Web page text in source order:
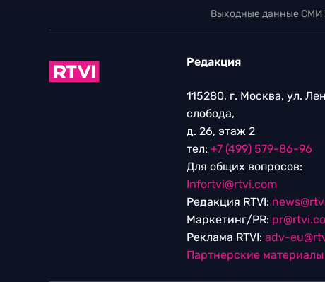
Выходные данные СМИ
Редакция
115280, г. Москва, ул.
слобода,
д. 26, этаж 2
тел: +7 (499) 579-86-96
Для общих вопросов:
Infortvi@rtvi.com
Редакция RTVI:
Маркетинг/PR:
Реклама RTVI: adv-
Партнерские материалы